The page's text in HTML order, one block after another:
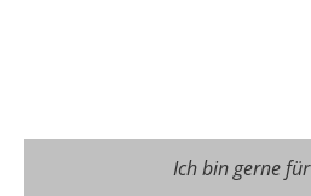
Ich bin gerne